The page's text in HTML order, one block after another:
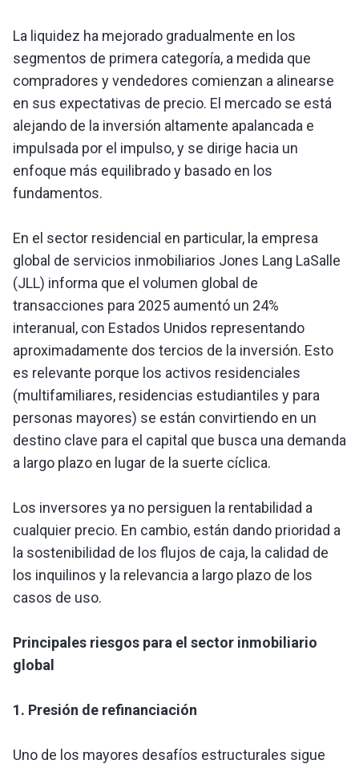
La liquidez ha mejorado gradualmente en los
segmentos de primera categoría, a medida que
compradores y vendedores comienzan a alinearse
en sus expectativas de precio. El mercado se está
alejando de la inversión altamente apalancada e
impulsada por el impulso, y se dirige hacia un
enfoque más equilibrado y basado en los
fundamentos.
En el sector residencial en particular, la empresa
global de servicios inmobiliarios Jones Lang LaSalle
(JLL) informa que el volumen global de
transacciones para 2025 aumentó un 24%
interanual, con Estados Unidos representando
aproximadamente dos tercios de la inversión. Esto
es relevante porque los activos residenciales
(multifamiliares, residencias estudiantiles y para
personas mayores) se están convirtiendo en un
destino clave para el capital que busca una demanda
a largo plazo en lugar de la suerte cíclica.
Los inversores ya no persiguen la rentabilidad a
cualquier precio. En cambio, están dando prioridad a
la sostenibilidad de los flujos de caja, la calidad de
los inquilinos y la relevancia a largo plazo de los
casos de uso.
Principales riesgos para el sector inmobiliario
global
1. Presión de refinanciación
Uno de los mayores desafíos estructurales sigue